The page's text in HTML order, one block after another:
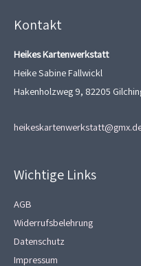
Kontakt
Heikes Kartenwerkstatt
Heike Sabine Fallwickl
Hakenholzweg 9, 82205
Wichtige Links
AGB
Widerrufsbelehrung
Datenschutz
Impressum